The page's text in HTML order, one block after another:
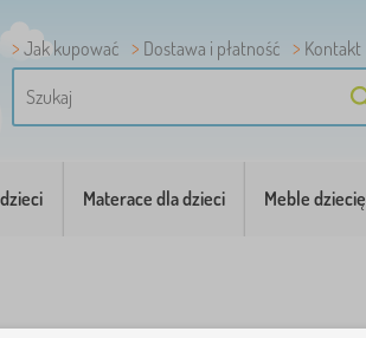
Jak kupować Dostawa i płatność Kontakt
Materace dla dzieci Meble